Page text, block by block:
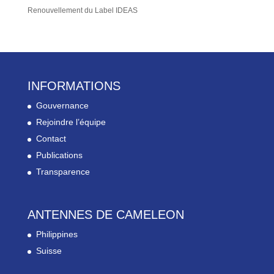
Renouvellement du Label IDEAS
INFORMATIONS
Gouvernance
Rejoindre l’équipe
Contact
Publications
Transparence
ANTENNES DE CAMELEON
Philippines
Suisse